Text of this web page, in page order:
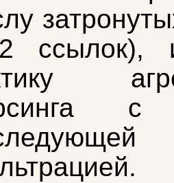
ссылок),
с